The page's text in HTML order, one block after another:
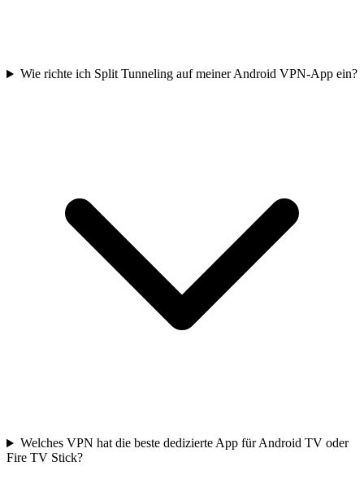
Wie richte ich Split Tunneling auf meiner Android VPN-App ein?
Welches VPN hat die beste dedizierte App für Android TV oder
Fire TV Stick?